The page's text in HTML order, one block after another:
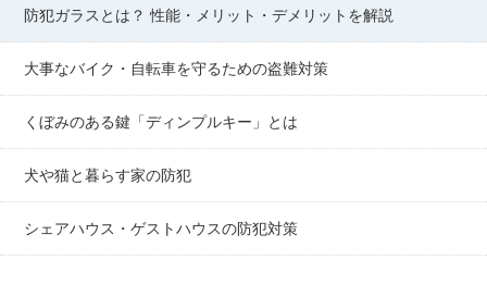
防犯ガラスとは？ 性能・メリット・デメリットを解説
大事なバイク・自転車を守るための盗難対策
くぼみのある鍵「ディンプルキー」とは
犬や猫と暮らす家の防犯
シェアハウス・ゲストハウスの防犯対策